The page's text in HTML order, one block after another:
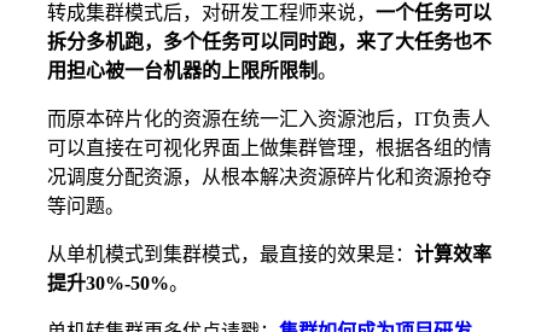
转成集群模式后，对研发工程师来说， 一个任务可以
拆分多机跑，多个任务可以同时跑，来了大任务也不
用担心被一台机器的上限所限制。
而原本碎片化的资源在统一汇入资源池后，IT负责人
可以直接在可视化界面上做集群管理，根据各组的情
况调度分配资源，从根本解决资源碎片化和资源抢夺
等问题。
从单机模式到集群模式，最直接的效果是： 计算效率
提升30%-50%。